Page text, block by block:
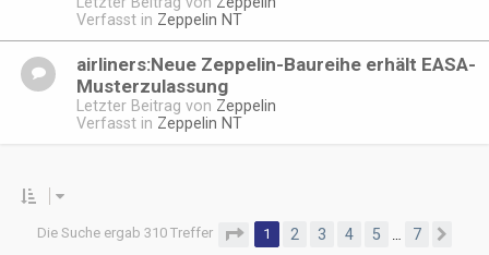
Verfasst in Zeppelin NT
airliners:Neue Zeppelin-Baureihe erhält EASA-
Musterzulassung
Letzter Beitrag von Zeppelin
Verfasst in Zeppelin NT
Die Suche ergab 310 Treffer Seite 1von
1 2 3 4 5 7